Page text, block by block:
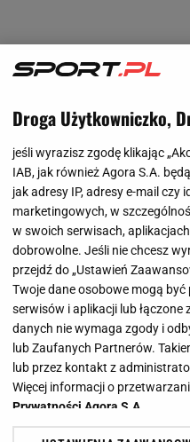
Droga Użytkowniczko,
jeśli wyrazisz zgodę klikając
IAB, jak również Agora S.A.
jak adresy IP, adresy e-mail
marketingowych, w
w swoich serwisach,
dobrowolne. Jeśli nie chcesz
przejdź do „Ustawień
Twoje dane osobowe mogą
serwisów i aplikacji lub
danych nie wymaga zgody i
lub Zaufanych Partnerów.
lub przez kontakt z
Więcej informacji o
Prywatności Agora S.A.